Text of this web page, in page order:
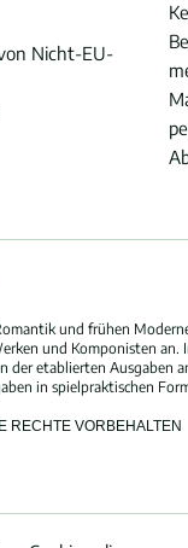
Nicht-EU-
und frühen
und Komponisten
etablierten Ausgaben
in spielpraktischen
RECHTE VORBEHALTEN